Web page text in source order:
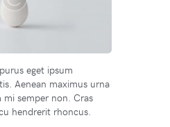
eget ipsum
Aenean maximus urna
semper non. Cras
hendrerit rhoncus.